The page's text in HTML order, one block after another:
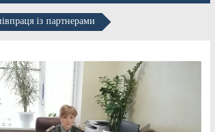
із партнерами